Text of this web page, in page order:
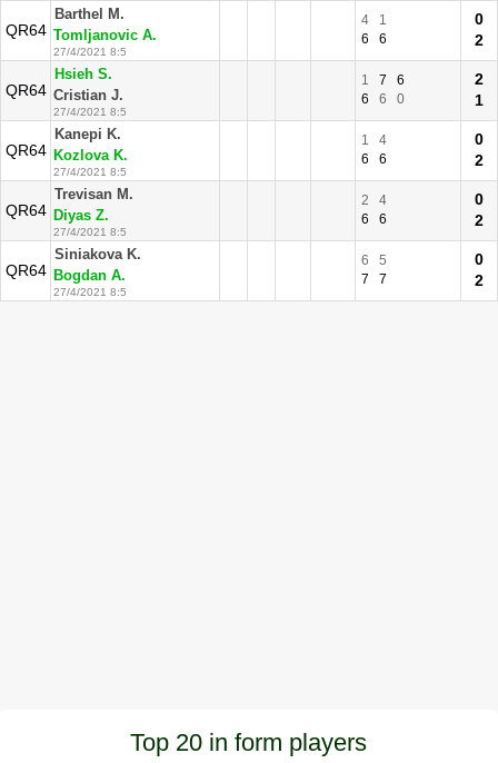
QR64
Barthel M.
Tomljanovic A.
27/4/2021 8:5
4
1
6
6
0
2
QR64
Hsieh S.
Cristian J.
27/4/2021 8:5
1 7
6
6
6 0
2
1
QR64
Kanepi K.
Kozlova K.
27/4/2021 8:5
1
4
6
6
0
2
QR64
Trevisan M.
Diyas Z.
27/4/2021 8:5
2
4
6
6
0
2
QR64
Siniakova K.
Bogdan A.
27/4/2021 8:5
6
5
7
7
0
2
Top 20 in form players